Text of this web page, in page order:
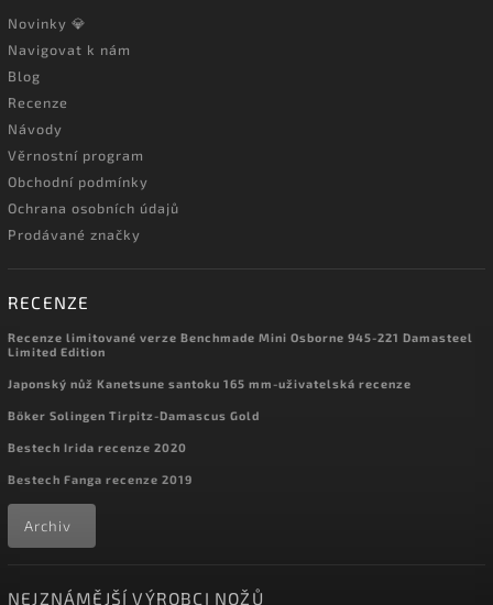
Novinky 💎
Navigovat k nám
Blog
Recenze
Návody
Věrnostní program
Obchodní podmínky
Ochrana osobních údajů
Prodávané značky
RECENZE
Recenze limitované verze Benchmade Mini Osborne 945-221 Damasteel
Limited Edition
Japonský nůž Kanetsune santoku 165 mm-uživatelská recenze
Böker Solingen Tirpitz-Damascus Gold
Bestech Irida recenze 2020
Bestech Fanga recenze 2019
Archiv
NEJZNÁMĚJŠÍ VÝROBCI NOŽŮ